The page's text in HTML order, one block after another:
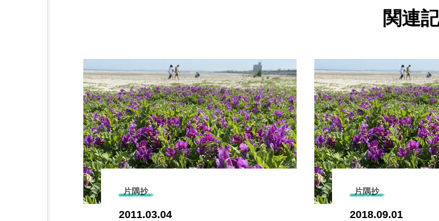
関連
片隅抄
2011.03.04
片隅抄
2018.09.01